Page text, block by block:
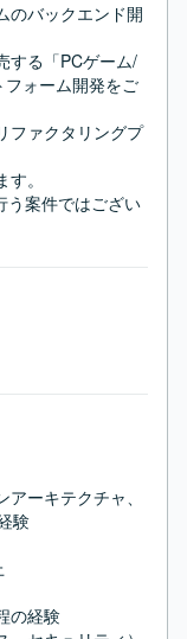
のバックエンド開
する「PCゲーム/
ォーム開発をご
ファクタリングプ
。
う案件ではござい
ーキテクチャ、
験
の経験